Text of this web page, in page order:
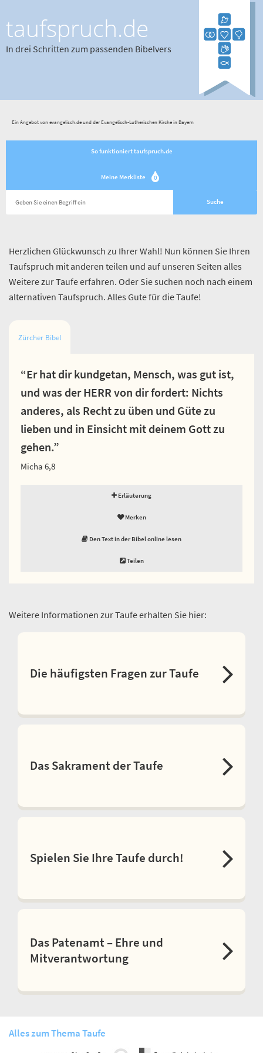
taufspruch.de
In drei Schritten zum passenden Bibelvers
Ein Angebot von evangelisch.de und der Evangelisch-Lutherischen Kirche in Bayern
So funktioniert taufspruch.de
Meine Merkliste 0
Herzlichen Glückwunsch zu Ihrer Wahl! Nun können Sie Ihren
Taufspruch mit anderen teilen und auf unseren Seiten alles
Weitere zur Taufe erfahren. Oder Sie suchen noch nach einem
alternativen Taufspruch. Alles Gute für die Taufe!
Zürcher Bibel
“Er hat dir kundgetan, Mensch, was gut ist,
und was der HERR von dir fordert: Nichts
anderes, als Recht zu üben und Güte zu
lieben und in Einsicht mit deinem Gott zu
gehen.”
Micha 6,8
Erläuterung
Merken
Den Text in der Bibel online lesen
Teilen
Weitere Informationen zur Taufe erhalten Sie hier:
Die häufigsten Fragen zur Taufe
Das Sakrament der Taufe
Spielen Sie Ihre Taufe durch!
Das Patenamt – Ehre und
Mitverantwortung
Alles zum Thema Taufe